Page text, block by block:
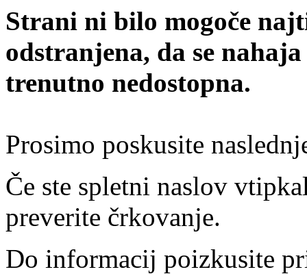
Strani ni bilo mogoče
odstranjena, da se
trenutno nedostopna.
Prosimo poskusite
Če ste spletni naslov
preverite črkovanje.
Do informacij poizkusite